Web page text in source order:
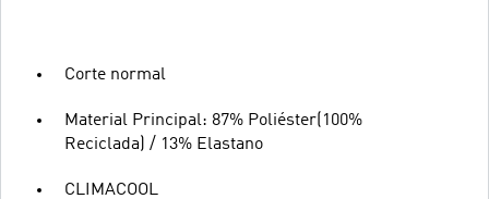
Corte normal
Material Principal: 87% Poliéster(100%
Reciclada) / 13% Elastano
CLIMACOOL